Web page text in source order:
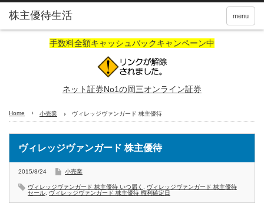
株主優待生活 menu
手数料全額キャッシュバックキャンペーン中
ネット証券No1の岡三オンライン証券
Home 小売業 ヴィレッジヴァンガード 株主優待
ヴィレッジヴァンガード 株主優待
2015/8/24 小売業
ヴィレッジヴァンガード 株主優待 いつ届く
ヴィレッジヴァンガード 株主優待
セール
ヴィレッジヴァンガード 株主優待 権利確定日